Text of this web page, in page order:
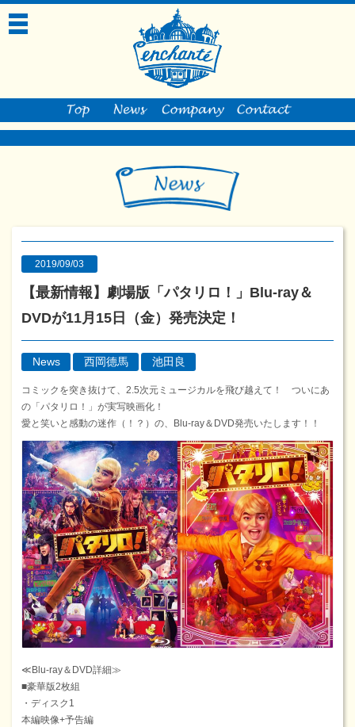
toggle
2019/09/03
【最新情報】劇場版「パタリロ！」Blu-ray＆
DVDが11月15日（金）発売決定！
News 西岡德馬 池田良
コミックを突き抜けて、2.5次元ミュージカルを飛び越えて！ ついにあ
の「パタリロ！」が実写映画化！
愛と笑いと感動の迷作（！？）の、Blu-ray＆DVD発売いたします！！
≪Blu-ray＆DVD詳細≫
■豪華版2枚組
・ディスク1
本編映像+予告編